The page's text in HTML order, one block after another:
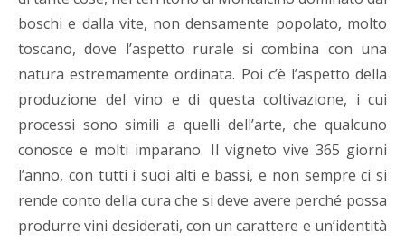
boschi e dalla vite, non densamente popolato, molto
toscano, dove l’aspetto rurale si combina con una
natura estremamente ordinata. Poi c’è l’aspetto della
produzione del vino e di questa coltivazione, i cui
processi sono simili a quelli dell’arte, che qualcuno
conosce e molti imparano. Il vigneto vive 365 giorni
l’anno, con tutti i suoi alti e bassi, e non sempre ci si
rende conto della cura che si deve avere perché possa
produrre vini desiderati, con un carattere e un’identità